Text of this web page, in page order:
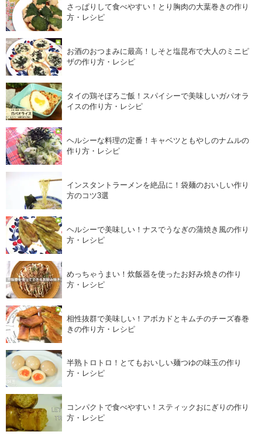
さっぱりして食べやすい！とり胸肉の大葉巻きの作り
方・レシピ
お酒のおつまみに最高！しそと塩昆布で大人のミニピ
ザの作り方・レシピ
タイの鶏そぼろご飯！スパイシーで美味しいガパオラ
イスの作り方・レシピ
ヘルシーな料理の定番！キャベツともやしのナムルの
作り方・レシピ
インスタントラーメンを絶品に！袋麺のおいしい作り
方のコツ3選
ヘルシーで美味しい！ナスでうなぎの蒲焼き風の作り
方・レシピ
めっちゃうまい！炊飯器を使ったお好み焼きの作り
方・レシピ
相性抜群で美味しい！アボカドとキムチのチーズ春巻
きの作り方・レシピ
半熟トロトロ！とてもおいしい麺つゆの味玉の作り
方・レシピ
コンパクトで食べやすい！スティックおにぎりの作り
方・レシピ